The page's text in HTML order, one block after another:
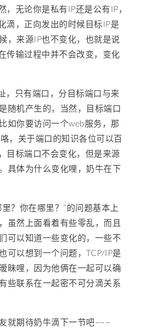
，无论你是私有IP还是公有IP，
滴，正向发出的时候目标IP是
，来源IP也不变化，也就是说
传输过程中并不会改变，变化
，只有端口，分目标端口与来
随机产生的，当然，目标端口
如你要访问一个web服务，那
，关于端口的知识各位可以百
目标端口不会变化，但是来源
具体为什么变化哩，奶牛在下
？你在哪里？”的问题基本上
虽然上面看着有些零乱，而且
可以知道一些变化的，一些不
可以想到一个问题，TCP/IP是
昧哩，因为他俩在一起可以确
些联系在一起密不可分滴关系
就期待奶牛滴下一节吧~~~